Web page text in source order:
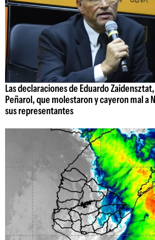
Las declaraciones de Eduardo
Peñarol, que molestaron y cayeron mal a
sus representantes